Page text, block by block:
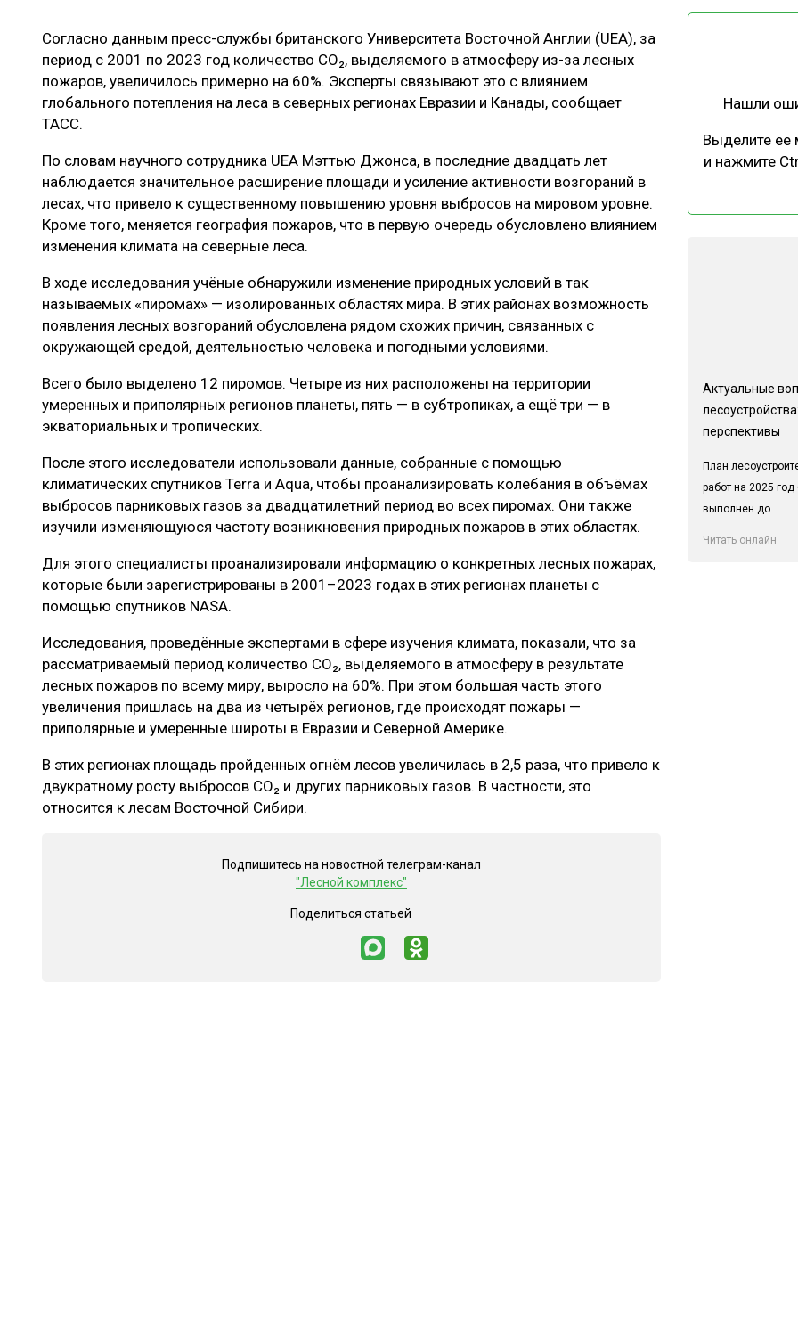
ЛОГИСТИКА
ЦБП
МЕБЕЛЬНОЕ ПРОИЗВОДСТВО ТЕХНОЛОГИИ
ЭКСПЕРТНОЕ МНЕНИЕ
КАЛЕНДАРЬ ВЫСТАВОК
Согласно данным пресс-службы британского Университета Восточной Англии (UEA), за
период с 2001 по 2023 год количество CO₂, выделяемого в атмосферу из-за лесных
пожаров, увеличилось примерно на 60%. Эксперты связывают это с влиянием
глобального потепления на леса в северных регионах Евразии и Канады, сообщает
ТАСС.
По словам научного сотрудника UEA Мэттью Джонса, в последние двадцать лет
наблюдается значительное расширение площади и усиление активности возгораний в
лесах, что привело к существенному повышению уровня выбросов на мировом уровне.
Кроме того, меняется география пожаров, что в первую очередь обусловлено влиянием
изменения климата на северные леса.
В ходе исследования учёные обнаружили изменение природных условий в так
называемых «пиромах» — изолированных областях мира. В этих районах возможность
появления лесных возгораний обусловлена рядом схожих причин, связанных с
окружающей средой, деятельностью человека и погодными условиями.
Всего было выделено 12 пиромов. Четыре из них расположены на территории
умеренных и приполярных регионов планеты, пять — в субтропиках, а ещё три — в
экваториальных и тропических.
После этого исследователи использовали данные, собранные с помощью
климатических спутников Terra и Aqua, чтобы проанализировать колебания в объёмах
выбросов парниковых газов за двадцатилетний период во всех пиромах. Они также
изучили изменяющуюся частоту возникновения природных пожаров в этих областях.
Для этого специалисты проанализировали информацию о конкретных лесных пожарах,
которые были зарегистрированы в 2001–2023 годах в этих регионах планеты с
помощью спутников NASA.
Исследования, проведённые экспертами в сфере изучения климата, показали, что за
рассматриваемый период количество CO₂, выделяемого в атмосферу в результате
лесных пожаров по всему миру, выросло на 60%. При этом большая часть этого
увеличения пришлась на два из четырёх регионов, где происходят пожары —
приполярные и умеренные широты в Евразии и Северной Америке.
В этих регионах площадь пройденных огнём лесов увеличилась в 2,5 раза, что привело к
двукратному росту выбросов CO₂ и других парниковых газов. В частности, это
относится к лесам Восточной Сибири.
Подпишитесь на новостной телеграм-канал
"Лесной комплекс"
Поделиться статьей
Нашли
Выделите
и нажмите
Актуальные
перспективы
План
работ на 2025 год
выполнен до...
Читать онлайн